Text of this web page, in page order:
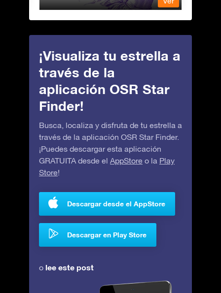
¡Visualiza tu estrella a
través de la
aplicación OSR Star
Finder!
Busca, localiza y disfruta de tu estrella a
través de la aplicación OSR Star Finder.
¡Puedes descargar esta aplicación
GRATUITA desde el AppStore o la Play
Store!
Descargar desde el AppStore
Descargar en Play Store
o lee este post